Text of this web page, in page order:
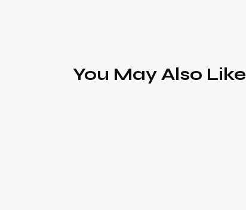
You May Also Like